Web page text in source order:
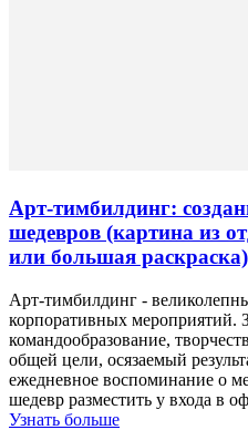
Арт-тимбилдинг:
шедевров (картина из
или большая раскраска)
Арт-тимбилдинг -
корпоративных мероприятий.
командообразование,
общей цели, осязаемый
ежедневное воспоминание о
шедевр разместить у входа в
Узнать больше